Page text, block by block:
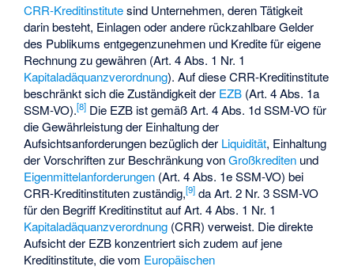
CRR-Kreditinstitutesind Unternehmen, deren Tätigkeit
darin besteht, Einlagen oder andere rückzahlbare Gelder
des Publikums entgegenzunehmen und Kredite für eigene
Rechnung zu gewähren (Art. 4 Abs. 1 Nr. 1
Kapitaladäquanzverordnung). Auf diese CRR-Kreditinstitute
beschränkt sich die Zuständigkeit der EZB (Art. 4 Abs. 1a
SSM-VO).[8] Die EZB ist gemäß Art. 4 Abs. 1d SSM-VO für
die Gewährleistung der Einhaltung der
Aufsichtsanforderungen bezüglich der Liquidität, Einhaltung
der Vorschriften zur Beschränkung vonGroßkrediten und
Eigenmittelanforderungen (Art. 4 Abs. 1e SSM-VO) bei
CRR-Kreditinstituten zuständig,[9] da Art. 2 Nr. 3 SSM-VO
für den Begriff Kreditinstitut auf Art. 4 Abs. 1 Nr. 1
Kapitaladäquanzverordnung (CRR) verweist. Die direkte
Aufsicht der EZB konzentriert sich zudem auf jene
Kreditinstitute, die vom Europäischen